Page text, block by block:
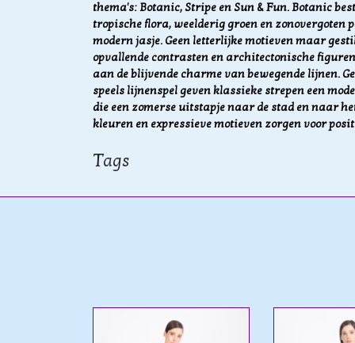
thema's: Botanic, Stripe en Sun & Fun. Botanic
tropische flora, weelderig groen en
modern jasje. Geen letterlijke motieven maar
opvallende contrasten en architectonische
aan de blijvende charme van bewegende lijnen.
speels lijnenspel geven klassieke strepen een
die een zomerse uitstapje naar de stad en naar
kleuren en expressieve motieven zorgen voor
Tags